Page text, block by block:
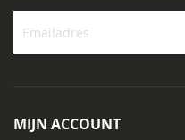
nieuwsbrief
MIJN ACCOUNT